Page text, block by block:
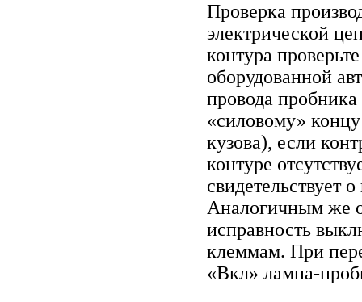
Проверка
электрической
контура
оборудованной
провода
«силовому»
кузова), если
контуре
свидетельствует
Аналогичным же
исправность
клеммам. При
«Вкл» лампа-